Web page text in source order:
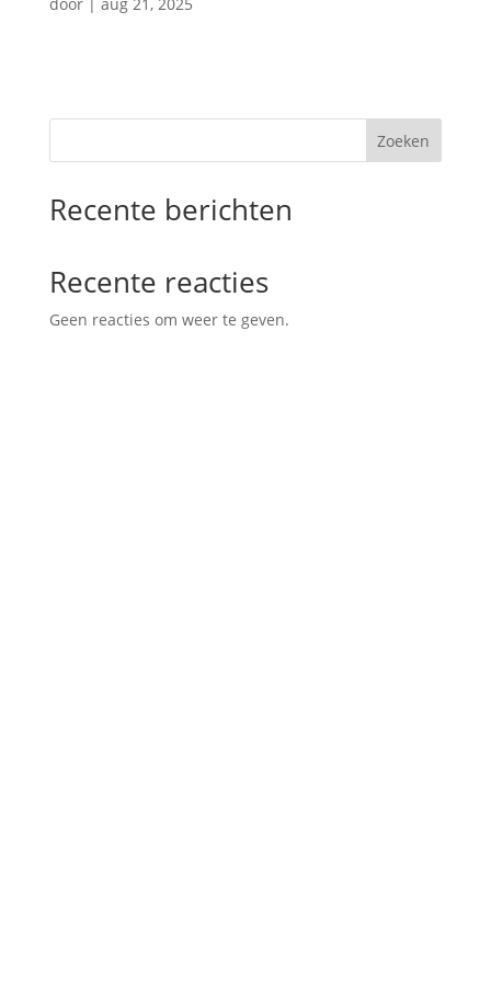
Zoeken
Recente berichten
Recente reacties
Geen reacties om weer te geven.